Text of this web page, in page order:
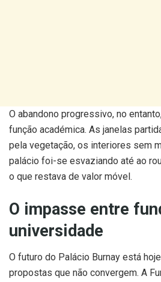
O abandono progressivo, no
função académica. As janelas
pela vegetação, os interiores sem
palácio foi-se esvaziando até ao
o que restava de valor móvel.
O impasse entre
universidade
O futuro do Palácio Burnay está
propostas que não convergem. A